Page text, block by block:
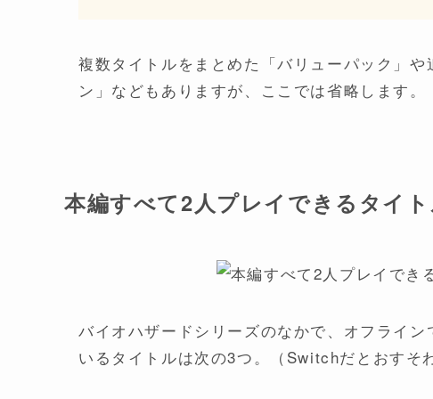
複数タイトルをまとめた「バリューパック」
ン」などもありますが、ここでは省略します。
本編すべて2人プレイできるタイ
バイオハザードシリーズのなかで、オフライ
いるタイトルは次の3つ。（Switchだとおすそ